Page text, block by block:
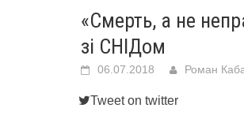
«Смерть, а не
зі СНІДом
06.07.2018 Роман
Tweet on twitter